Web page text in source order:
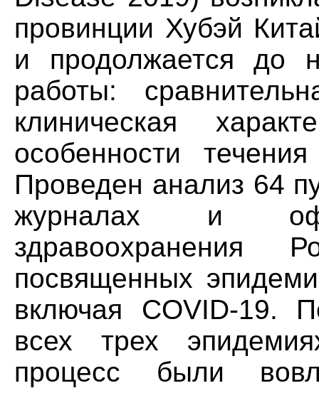
провинции Хубэй
и продолжается до
работы:
клиническая
особенности
Проведен анализ 64
журналах и
посвященных
включая COVID-19.
всех трех
процесс были